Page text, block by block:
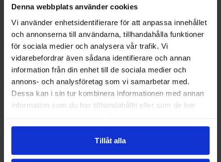
Denna webbplats använder cookies
Vi använder enhetsidentifierare för att anpassa innehållet
och annonserna till användarna, tillhandahålla funktioner
för sociala medier och analysera vår trafik. Vi
vidarebefordrar även sådana identifierare och annan
information från din enhet till de sociala medier och
annons- och analysföretag som vi samarbetar med.
Dessa kan i sin tur kombinera informationen med annan
information som du har tillhandahållit eller som de har
Tillåt alla
upphovspersoner och konstnärligt
team
Koncept och konstnärlig ledning: Marika
Medskapande scenkonstnärer: